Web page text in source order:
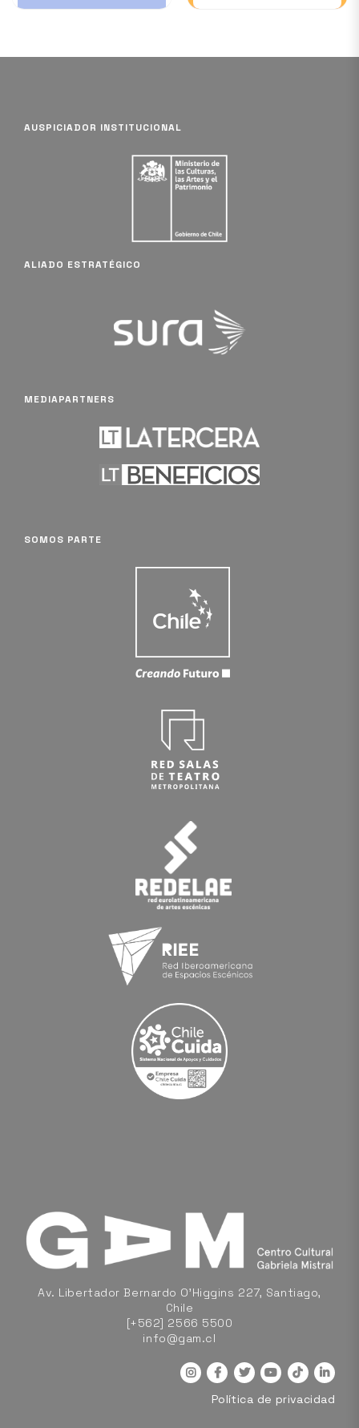
AUSPICIADOR INSTITUCIONAL
ALIADO ESTRATÉGICO
MEDIAPARTNERS
SOMOS PARTE
Av. Libertador Bernardo O'Higgins 227, Santiago,
Chile
[+562] 2566 5500
info@gam.cl
Política de privacidad